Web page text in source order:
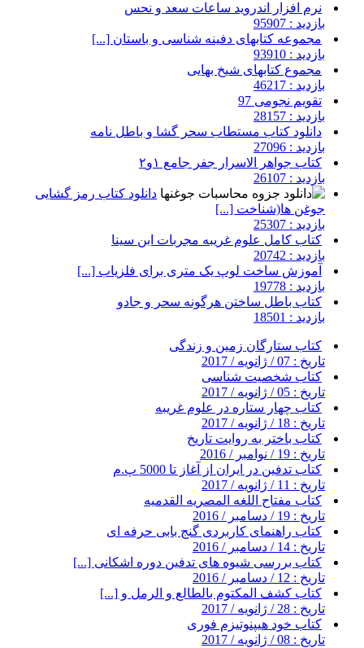
نرم افزار اندروید ساعات سعد و نحس
بازدید : 95907
مجموعه کتابهای دفینه شناسی و باستان [...]
بازدید : 93910
مجموع کتابهای شیخ بهایی
بازدید : 46217
تقویم نجومی 97
بازدید : 28157
دانلود کتاب مستطاب سحر گشا و باطل نامه
بازدید : 27096
کتاب جواهر الاسرار جفر جامع ۱و۲
بازدید : 26107
دانلود کتاب رمز گشایی
جوغن ها(شناخت [...]
بازدید : 25307
کتاب کامل علوم غریبه مجربات ابن سینا
بازدید : 20742
آموزش ساخت لوپ یک متری برای فلزیاب [...]
بازدید : 19778
کتاب باطل ساختن هرگونه سحر و جادو
بازدید : 18501
کتاب ستارگان زمین و زندگی
تاریخ : 07 / ژانویه / 2017
کتاب شخصیت شناسی
تاریخ : 05 / ژانویه / 2017
کتاب چهار ستاره در علوم غریبه
تاریخ : 18 / ژانویه / 2017
کتاب باختر به روایت تاریخ
تاریخ : 19 / نوامبر / 2016
کتاب تدفین در ایران از آغاز تا 5000 پ.م
تاریخ : 11 / ژانویه / 2017
کتاب مفتاح اللغه المصریه القدمیه
تاریخ : 19 / دسامبر / 2016
کتاب راهنمای کاربردی گنج بابی حرفه ای
تاریخ : 14 / دسامبر / 2016
کتاب بررسی شیوه های تدفین دوره اشکانی [...]
تاریخ : 12 / دسامبر / 2016
کتاب کشف المکتوم بالطالع و الرمل و [...]
تاریخ : 28 / ژانویه / 2017
کتاب خود هیپنوتیزم فوری
تاریخ : 08 / ژانویه / 2017